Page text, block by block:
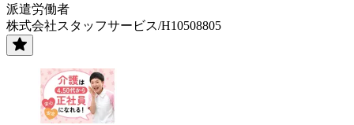
派遣労働者
株式会社スタッフサービス/H10508805